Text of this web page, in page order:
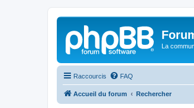
La
Raccourcis FAQ
Accueil du forum Rechercher